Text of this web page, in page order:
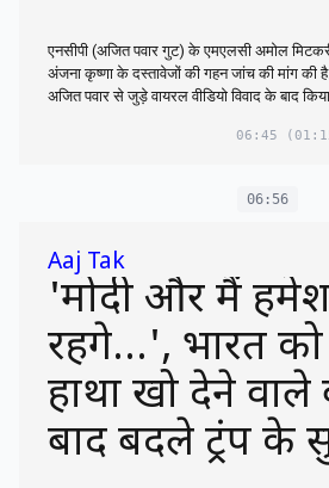
एनसीपी (अजित पवार गुट) के एमएलसी अमोल
अंजना कृष्णा के दस्तावेजों की गहन जांच की मांग की
अजित पवार से जुड़े वायरल वीडियो विवाद के बाद
06:45
06:56
Aaj Tak
'मोदी और मैं
रहेंगे...', भारत
हाथों खो देने
बाद बदले ट्रंप के